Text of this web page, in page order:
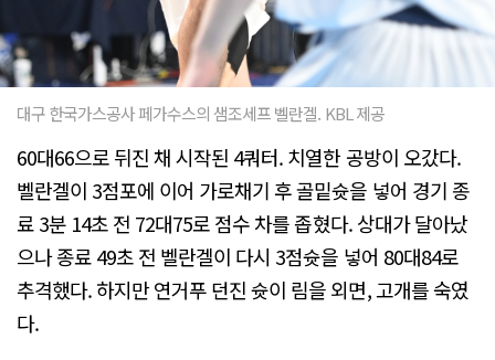
대구 한국가스공사 페가수스의 샘조세프 벨란겔. KBL 제공
60대66으로 뒤진 채 시작된 4쿼터. 치열한 공방이 오갔다.
벨란겔이 3점포에 이어 가로채기 후 골밑슛을 넣어 경기 종
료 3분 14초 전 72대75로 점수 차를 좁혔다. 상대가 달아났
으나 종료 49초 전 벨란겔이 다시 3점슛을 넣어 80대84로
추격했다. 하지만 연거푸 던진 슛이 림을 외면, 고개를 숙였
다.